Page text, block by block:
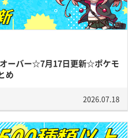
ーバー☆7月17日更新☆ポケモ
め
2026.07.18